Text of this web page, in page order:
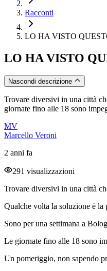
Racconti
LO HA VISTO
LO HA VISTO
Nascondi descrizione
Trovare diversivi in una città
giornate fino alle 18 sono
MV
Marcello Veroni
2 anni fa
291 visualizzazioni
Trovare diversivi in una città
Qualche volta la soluzione è la
Sono per una settimana a
Le giornate fino alle 18 sono
Un pomeriggio, non sapendo